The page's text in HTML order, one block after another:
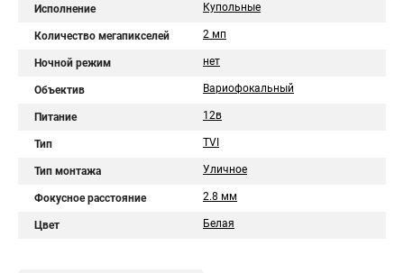
Исполнение Купольные
Количество мегапикселей 2 мп
Ночной режим нет
Объектив Вариофокальный
Питание 12в
Тип TVI
Тип монтажа Уличное
Фокусное расстояние 2.8 мм
Цвет Белая